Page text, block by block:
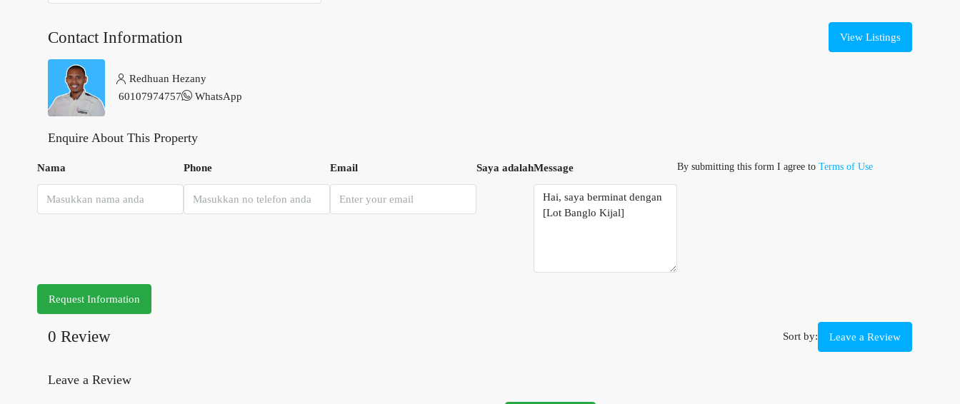
Contact Information View Listings
Redhuan Hezany
60107974757
WhatsApp
Enquire About This Property
Nama Phone Email Saya adalahMessage By submitting this form I agree to Terms of Use
Request Information
0 Review Sort by: Leave a Review
Leave a Review